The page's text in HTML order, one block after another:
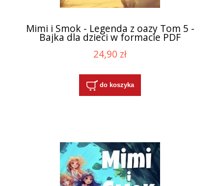
Mimi i Smok - Legenda z oazy Tom 5 -
Bajka dla dzieci w formacie PDF
24,90 zł
do koszyka